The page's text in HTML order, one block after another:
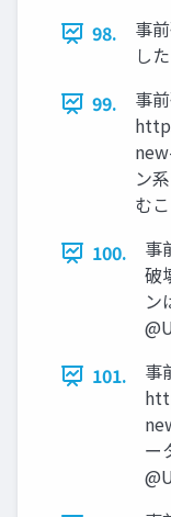
98.
事
し
99.
事
ン
む
100.
事
破
ン
101.
事
ー